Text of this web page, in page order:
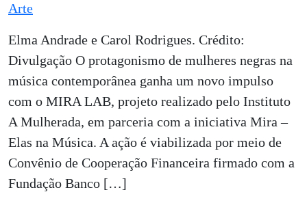
Arte
Elma Andrade e Carol Rodrigues. Crédito:
Divulgação O protagonismo de mulheres negras na
música contemporânea ganha um novo impulso
com o MIRA LAB, projeto realizado pelo Instituto
A Mulherada, em parceria com a iniciativa Mira –
Elas na Música. A ação é viabilizada por meio de
Convênio de Cooperação Financeira firmado com a
Fundação Banco […]